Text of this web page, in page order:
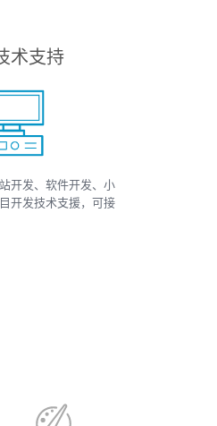
术支持
开发、软件开发、小
开发技术支援，可接